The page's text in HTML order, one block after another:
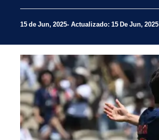
15 de Jun, 2025 Actualizado: 15 De Jun, 2025